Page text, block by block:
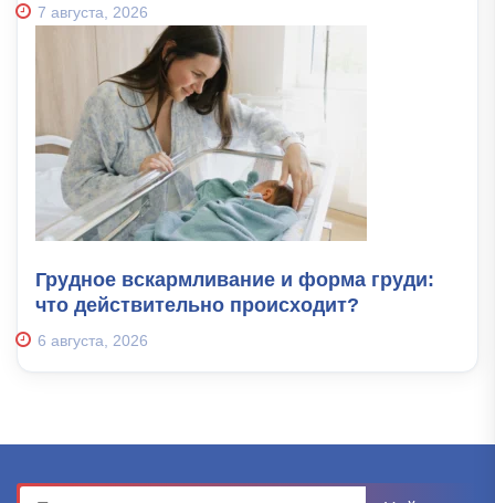
7 августа, 2026
Грудное вскармливание и форма груди:
что действительно происходит?
6 августа, 2026